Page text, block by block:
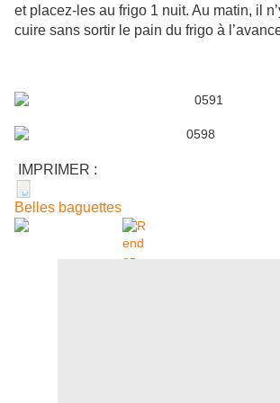
et placez-les au frigo 1 nuit. Au matin, il
cuire sans sortir le pain du frigo à
IMPRIMER :
Belles baguettes